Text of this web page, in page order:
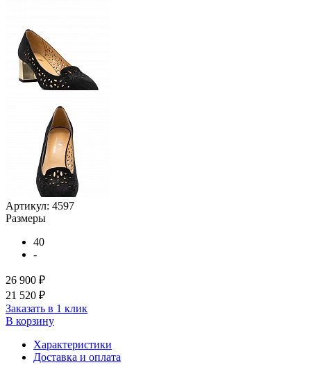
Артикул: 4597
Размеры
40
-
26 900 ₽
21 520 ₽
Заказать в 1 клик
В корзину
Характеристики
Доставка и оплата